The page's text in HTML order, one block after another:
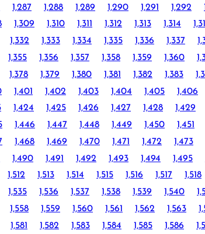
1,287 1,288 1,289 1,290 1,291 1,292
1,309 1,310 1,311 1,312 1,313 1,314
1,332 1,333 1,334 1,335 1,336 1,337
1,355 1,356 1,357 1,358 1,359 1,360
1,378 1,379 1,380 1,381 1,382 1,383
1,401 1,402 1,403 1,404 1,405 1,406
1,424 1,425 1,426 1,427 1,428 1,429
1,446 1,447 1,448 1,449 1,450 1,451
1,468 1,469 1,470 1,471 1,472 1,473
1,490 1,491 1,492 1,493 1,494 1,495
1,512 1,513 1,514 1,515 1,516 1,517 1,518
1,535 1,536 1,537 1,538 1,539 1,540
1,558 1,559 1,560 1,561 1,562 1,563
1,581 1,582 1,583 1,584 1,585 1,586